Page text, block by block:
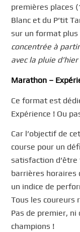
premières places
Blanc et du P’tit
sur un format
concentrée à
avec la pluie
Marathon –
Ce format est
Expérience ! Ou
Car l’objectif de
course pour un
satisfaction
barrières horaires
un indice de
Tous les coureurs
Pas de premier,
champions !